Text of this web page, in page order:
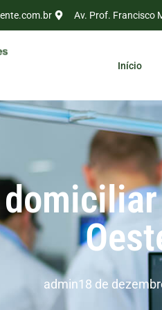
Av. Prof. Francisco
Início
admin18 de